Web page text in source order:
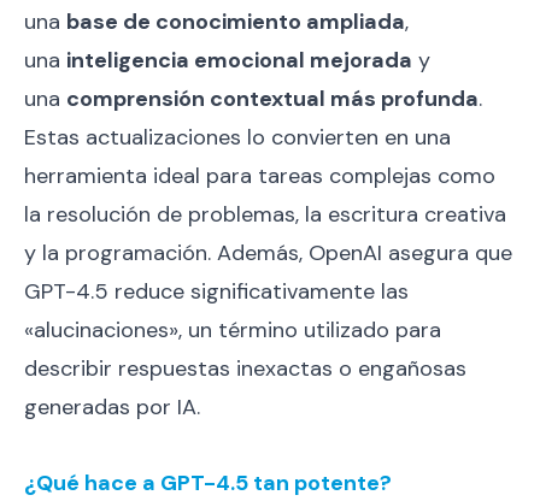
una base de conocimiento ampliada,
una inteligencia emocional mejorada y
una comprensión contextual más profunda.
Estas actualizaciones lo convierten en una
herramienta ideal para tareas complejas como
la resolución de problemas, la escritura creativa
y la programación. Además, OpenAI asegura que
GPT-4.5 reduce significativamente las
«alucinaciones», un término utilizado para
describir respuestas inexactas o engañosas
generadas por IA.
¿Qué hace a GPT-4.5 tan potente?